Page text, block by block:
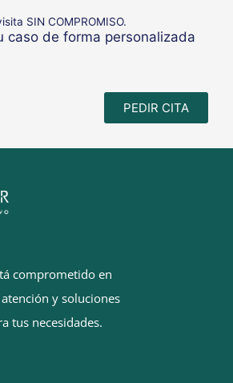
SIN COMPROMISO.
caso de forma personalizada
PEDIR CITA
comprometido en
y soluciones
tus necesidades.